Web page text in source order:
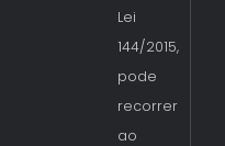
Lei
144/2015,
pode
recorrer
ao